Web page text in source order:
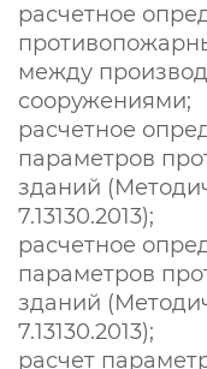
расчетное
между
сооружениями;
расчетное
параметров
зданий
7.13130.2013);
расчетное
параметров
зданий
7.13130.2013);
расчет